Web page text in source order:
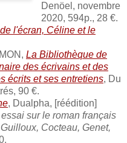
Denöel, novembre
2020, 594p., 28 €.
l'écran, Céline et le
La Bibliothèque de
des écrivains et des
écrits et ses entretiens, Du
90 €.
, Dualpha, [réédition]
essai sur le roman français
Cocteau, Genet,